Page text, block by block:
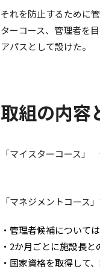
それを防止するために
ターコース、管理者を
アパスとして設けた。
取組の内容
「マイスターコース」
ホワイト・ブロ
「マネジメントコース
管理者候補について
2か月ごとに施設長と
国家資格を取得して